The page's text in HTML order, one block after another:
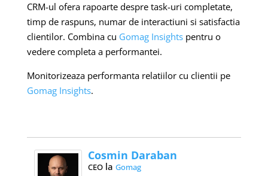
CRM-ul ofera rapoarte despre task-uri completate,
timp de raspuns, numar de interactiuni si satisfactia
clientilor. Combina cu Gomag Insightspentru o
vedere completa a performantei.
Monitorizeaza performanta relatiilor cu clientii pe
Gomag Insights.
Cosmin Daraban
CEOla Gomag